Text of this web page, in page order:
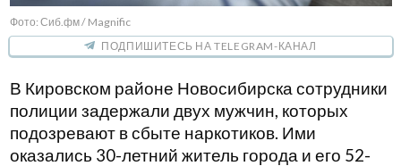
Фото: Сиб.фм / Magnific
ПОДПИШИТЕСЬ НА TELEGRAM-КАНАЛ
В Кировском районе Новосибирска сотрудники
полиции задержали двух мужчин, которых
подозревают в сбыте наркотиков. Ими
оказались 30-летний житель города и его 52-